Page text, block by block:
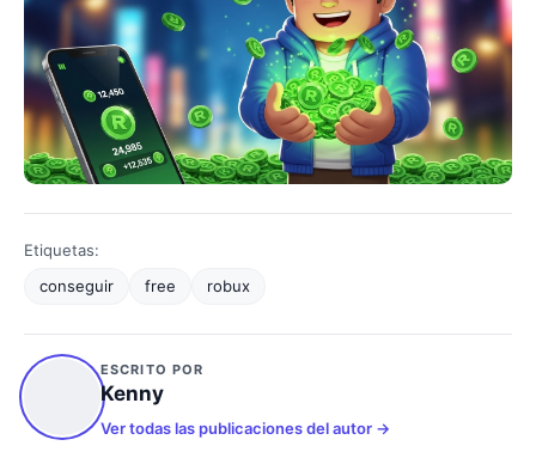
Etiquetas:
conseguir
free robux
ESCRITO POR
Kenny
Ver todas las publicaciones del autor